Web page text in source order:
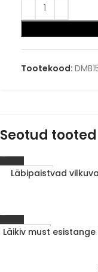
Tootekood:
Seotud tooted
LÄBIMÜÜDUD
Läbipaistvad
1-3 D.D.
Läikiv must esistange